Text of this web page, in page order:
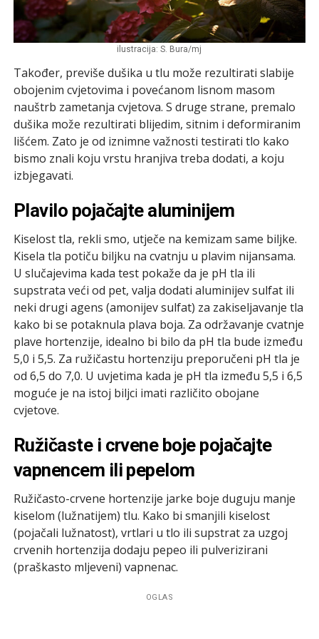
ilustracija: S. Bura/mj
Također, previše dušika u tlu može rezultirati slabije
obojenim cvjetovima i povećanom lisnom masom
nauštrb zametanja cvjetova. S druge strane, premalo
dušika može rezultirati blijedim, sitnim i deformiranim
lišćem. Zato je od iznimne važnosti testirati tlo kako
bismo znali koju vrstu hranjiva treba dodati, a koju
izbjegavati.
Plavilo pojačajte aluminijem
Kiselost tla, rekli smo, utječe na kemizam same biljke.
Kisela tla potiču biljku na cvatnju u plavim nijansama.
U slučajevima kada test pokaže da je pH tla ili
supstrata veći od pet, valja dodati aluminijev sulfat ili
neki drugi agens (amonijev sulfat) za zakiseljavanje tla
kako bi se potaknula plava boja. Za održavanje cvatnje
plave hortenzije, idealno bi bilo da pH tla bude između
5,0 i 5,5. Za ružičastu hortenziju preporučeni pH tla je
od 6,5 do 7,0. U uvjetima kada je pH tla između 5,5 i 6,5
moguće je na istoj biljci imati različito obojane
cvjetove.
Ružičaste i crvene boje pojačajte
vapnencem ili pepelom
Ružičasto-crvene hortenzije jarke boje duguju manje
kiselom (lužnatijem) tlu. Kako bi smanjili kiselost
(pojačali lužnatost), vrtlari u tlo ili supstrat za uzgoj
crvenih hortenzija dodaju pepeo ili pulverizirani
(praškasto mljeveni) vapnenac.
OGLAS